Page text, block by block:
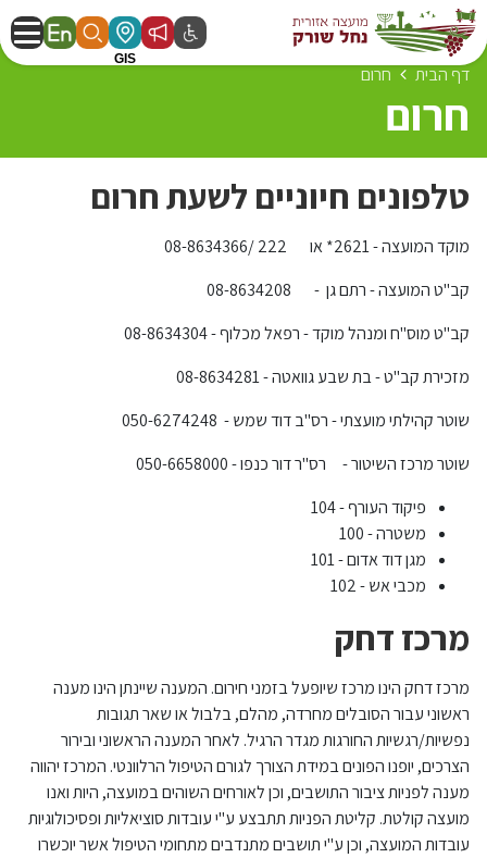
דף הבית חרום
חרום
טלפונים חיוניים לשעת חרום
מוקד המועצה - 2621* או 222 /08-8634366
קב"ט המועצה - רתם גן - 08-8634208
קב''ט מוס''ח ומנהל מוקד - רפאל מכלוף - 08-8634304
מזכירת קב"ט - בת שבע גוואטה - 08-8634281
שוטר קהילתי מועצתי - רס"ב דוד שמש - 050-6274248
שוטר מרכז השיטור - רס''ר דור כנפו - 050-6658000
פיקוד העורף - 104
משטרה - 100
מגן דוד אדום - 101
מכבי אש - 102
מרכז דחק
מרכז דחק הינו מרכז שיופעל בזמני חירום. המענה שיינתן הינו מענה
ראשוני עבור הסובלים מחרדה, מהלם, בלבול או שאר תגובות
נפשיות/רגשיות החורגות מגדר הרגיל. לאחר המענה הראשוני ובירור
הצרכים, יופנו הפונים במידת הצורך לגורם הטיפול הרלוונטי. המרכז יהווה
מענה לפניות ציבור התושבים, וכן לאורחים השוהים במועצה, היות ואנו
מועצה קולטת. קליטת הפניות תתבצע ע"י עובדות סוציאליות ופסיכולוגיות
עובדות המועצה, וכן ע"י תושבים מתנדבים מתחומי הטיפול אשר יוכשרו